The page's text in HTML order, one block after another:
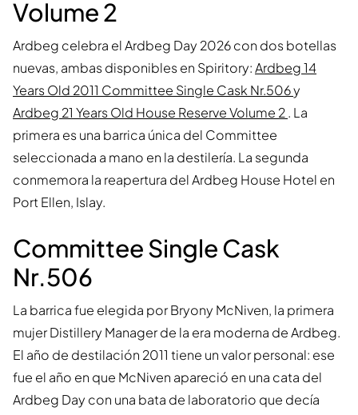
Volume 2
Ardbeg celebra el Ardbeg Day 2026 con dos botellas
nuevas, ambas disponibles en Spiritory:Ardbeg 14
Years Old 2011 Committee Single Cask Nr.506y
Ardbeg 21 Years Old House Reserve Volume 2. La
primera es una barrica única del Committee
seleccionada a mano en la destilería. La segunda
conmemora la reapertura del Ardbeg House Hotel en
Port Ellen, Islay.
Committee Single Cask
Nr.506
La barrica fue elegida por Bryony McNiven, la primera
mujer Distillery Manager de la era moderna de Ardbeg.
El año de destilación 2011 tiene un valor personal: ese
fue el año en que McNiven apareció en una cata del
Ardbeg Day con una bata de laboratorio que decía